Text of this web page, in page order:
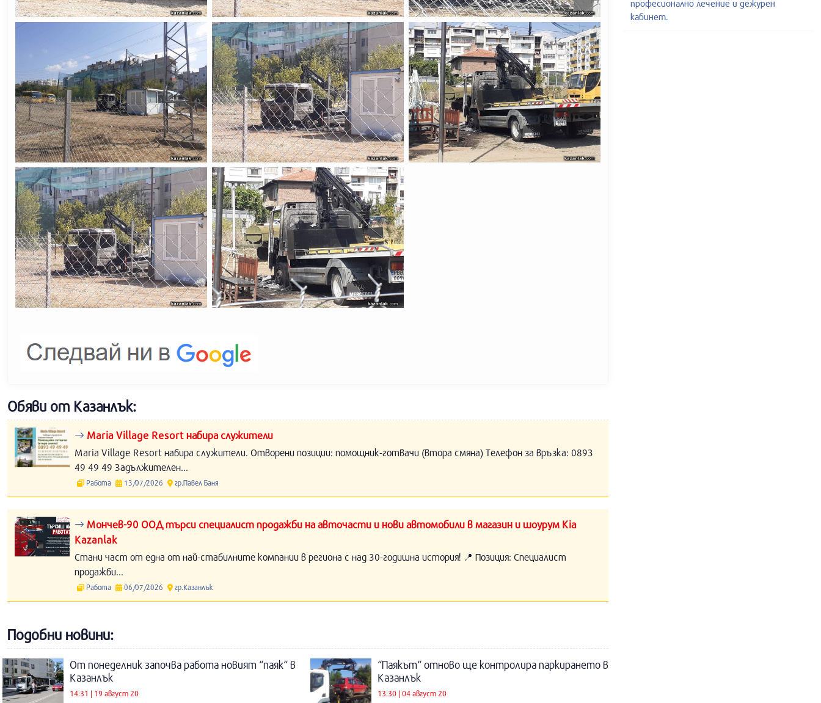
Обяви от Казанлък:
Maria Village Resort набира служители
Maria Village Resort набира служители. Отворени позиции: помощник-готвачи (втора смяна) Телефон за връзка: 0893
49 49 49 Задължителен...
Работа 13/07/2026 гр.Павел Баня
Мончев-90 ООД търси специалист продажби на авточасти и нови автомобили в магазин и шоурум Kia
Kazanlak
Стани част от една от най-стабилните компании в региона с над 30-годишна история! 📍 Позиция: Специалист
продажби...
Работа 06/07/2026 гр.Казанлък
Подобни новини:
От понеделник започва работа новият “паяк“ в
Казанлък
14:31 | 19 август 20
“Паякът“ отново ще контролира паркирането в
Казанлък
13:30 | 04 август 20
професионално лечение и дежурен
кабинет.